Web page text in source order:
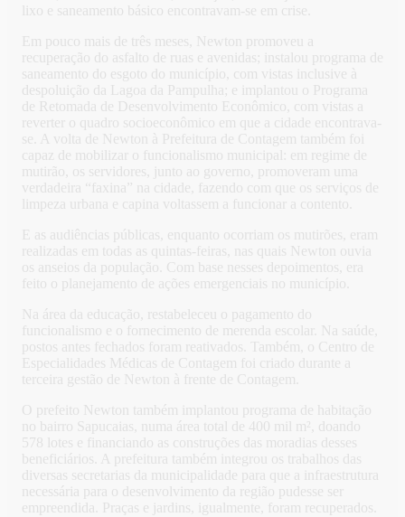
lixo e saneamento básico encontravam-se em crise.
Em pouco mais de três meses, Newton promoveu a
recuperação do asfalto de ruas e avenidas; instalou programa de
saneamento do esgoto do município, com vistas inclusive à
despoluição da Lagoa da Pampulha; e implantou o Programa
de Retomada de Desenvolvimento Econômico, com vistas a
reverter o quadro socioeconômico em que a cidade encontrava-
se. A volta de Newton à Prefeitura de Contagem também foi
capaz de mobilizar o funcionalismo municipal: em regime de
mutirão, os servidores, junto ao governo, promoveram uma
verdadeira “faxina” na cidade, fazendo com que os serviços de
limpeza urbana e capina voltassem a funcionar a contento.
E as audiências públicas, enquanto ocorriam os mutirões, eram
realizadas em todas as quintas-feiras, nas quais Newton ouvia
os anseios da população. Com base nesses depoimentos, era
feito o planejamento de ações emergenciais no município.
Na área da educação, restabeleceu o pagamento do
funcionalismo e o fornecimento de merenda escolar. Na saúde,
postos antes fechados foram reativados. Também, o Centro de
Especialidades Médicas de Contagem foi criado durante a
terceira gestão de Newton à frente de Contagem.
O prefeito Newton também implantou programa de habitação
no bairro Sapucaias, numa área total de 400 mil m², doando
578 lotes e financiando as construções das moradias desses
beneficiários. A prefeitura também integrou os trabalhos das
diversas secretarias da municipalidade para que a infraestrutura
necessária para o desenvolvimento da região pudesse ser
empreendida. Praças e jardins, igualmente, foram recuperados.